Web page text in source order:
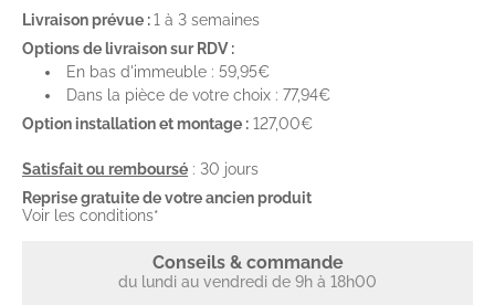
Livraison prévue :1 à 3 semaines
Options de livraison sur RDV :
En bas d'immeuble : 59,95€
Dans la pièce de votre choix : 77,94€
Option installation et montage : 127,00€
Satisfait ou remboursé : 30 jours
Reprise gratuite de votre ancien produit
Voir les conditions*
Conseils & commande
du lundi au vendredi de 9h à 18h00